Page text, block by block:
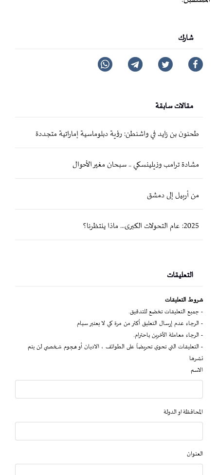
شارك
مقالات سابقة
طحنون بن زايد في واشنطن: رؤية دبلوماسية إماراتية متجددة
مشادة ترامب وزيلينسكي .. سبحان مغير الأحوال
من أربيل إلى دمشق
2025: عام التحولات الكبرى... ماذا ينتظرنا؟
التعليقات
شروط التعليقات
- جميع التعليقات تخضع للتدقيق.
- الرجاء عدم إرسال التعليق أكثر من مرة كي لا يعتبر سبام
- الرجاء معاملة الآخرين باحترام.
- التعليقات التي تحوي تحريضاً على الطوائف ، الاديان أو هجوم شخصي لن يتم
نشرها
الاسم
المحافظة او الدولة
العنوان